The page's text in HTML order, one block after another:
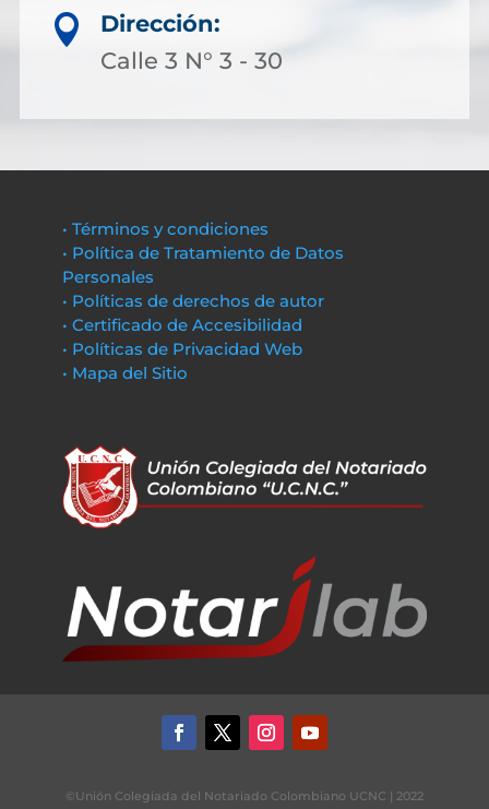

Dirección:
Calle 3 N° 3 - 30
• Términos y condiciones
• Política de Tratamiento de Datos
Personales
• Políticas de derechos de autor
• Certificado de Accesibilidad
• Políticas de Privacidad Web
• Mapa del Sitio
©Unión Colegiada del Notariado Colombiano UCNC | 2022